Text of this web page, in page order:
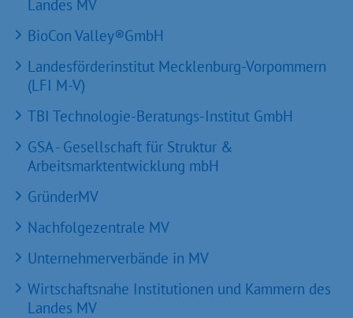
Landes MV
BioCon Valley®GmbH
Landesförderinstitut Mecklenburg-Vorpommern
(LFI M-V)
TBI Technologie-Beratungs-Institut GmbH
GSA - Gesellschaft für Struktur &
Arbeitsmarktentwicklung mbH
GründerMV
Nachfolgezentrale MV
Unternehmerverbände in MV
Wirtschaftsnahe Institutionen und Kammern des
Landes MV